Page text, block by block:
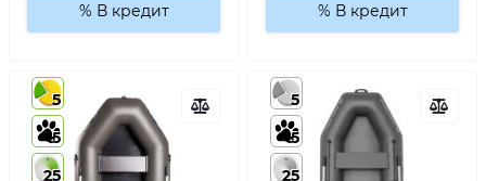
% В кредит % В кредит
5
5
25
5
5
25